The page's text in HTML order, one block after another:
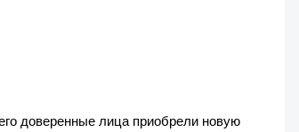
доверенные лица приобрели новую